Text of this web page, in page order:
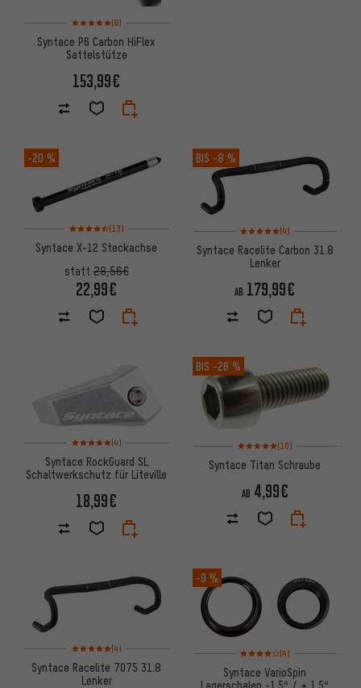
Bewertungen: 5 von 5 basierend auf 8 Bewertungen
(8)
Syntace P6 Carbon HiFlex
Sattelstütze
153,99€
-20 %
Bewertungen: 4,5 von 5 basierend auf 13 Bewertungen
(13)
Syntace X-12 Steckachse
statt28,56€
22,99€
BIS -8 %
Bewertungen: 5 von 5
(4)
Syntace Racelite Carbon 31.8
Lenker
AB 179,99€
Bewertungen: 5 von 5 basierend auf 4 Bewertungen
(4)
Syntace RockGuard SL
Schaltwerkschutz für Liteville
18,99€
BIS -26 %
Bewertungen: 5 von 5
(10)
Syntace Titan Schraube
AB 4,99€
Bewertungen: 5 von 5 basierend auf 4 Bewertungen
(4)
Syntace Racelite 7075 31.8
Lenker
-9 %
Bewertungen: 4 von 5
(4)
Syntace VarioSpin
Lagerschalen -1.5° / + 1.5°